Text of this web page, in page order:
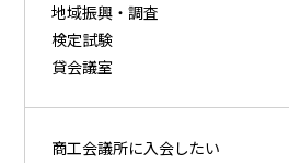
地域振興・調査
検定試験
貸会議室
商⼯会議所に⼊会したい